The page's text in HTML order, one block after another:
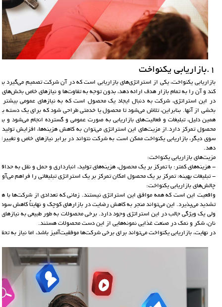
1.بازاريابي يكنواخت
بازاریابی یکنواخت، یکی از استراتژی‌های بازاریابی است که در آن شرکت تصمیم
کند و آن را به تمام بازار هدف ارائه دهد، بدون توجه به تفاوت‌ها و نیازهای خاص بخش‌های
در این استراتژی، شرکت به دنبال ایجاد یک محصول است که به نیازهای عمومی بیشتر
بخشی از آنها. بنابراین، تلاش می‌شود تا محصول یا خدمتی طراحی شود که برای یک دسته
همین دلیل، تبلیغات و فعالیت‌های بازاریابی به صورت عمومی و گسترده انجام می‌شود و
محصول تمرکز دارد.از مزیت‌های این استراتژی می‌توان به کاهش هزینه‌ها، افزایش تولید
سوی دیگر، بازاریابی یکنواخت ممکن است به شرکت نتواند در برابر نیازهای خاص و
دهد.
مزیت‌های بازاریابی یکنواخت:
- هزینه‌های کمتر: با تمرکز بر یک محصول، هزینه‌های تولید، انبارداری و حمل و نقل به
- تبلیغات بهینه: تمرکز بر یک محصول امکان تمرکز بر یک استراتژی تبلیغاتی را فراهم
چالش‌های بازاریابی یکنواخت:
واقعیت این است که همه موافق این استراتژی نیستند. زمانی که تعدادی از شرکت‌ها با
تشدید می‌پذیرد. این می‌تواند منجر به کاهش رضایت در بازارهای کوچک و نهایتاً کاهش
ولی یک ویژگی جالب در این استراتژی وجود دارد. برخی محصولات به طور طبیعی به نیازهای
نان، شکر و نمک در صنعت غذایی نمونه‌هایی از این دست محصولات هستند.
در نهایت، بازاریابی یکنواخت می‌تواند برای برخی شرکت‌ها موفقیت‌آمیز باشد، اما نیاز به